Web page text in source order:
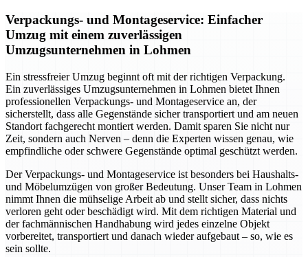
Verpackungs- und Montageservice: Einfacher
Umzug mit einem zuverlässigen
Umzugsunternehmen in Lohmen
Ein stressfreier Umzug beginnt oft mit der richtigen Verpackung.
Ein zuverlässiges Umzugsunternehmen in Lohmen bietet Ihnen
professionellen Verpackungs- und Montageservice an, der
sicherstellt, dass alle Gegenstände sicher transportiert und am neuen
Standort fachgerecht montiert werden. Damit sparen Sie nicht nur
Zeit, sondern auch Nerven – denn die Experten wissen genau, wie
empfindliche oder schwere Gegenstände optimal geschützt werden.
Der Verpackungs- und Montageservice ist besonders bei Haushalts-
und Möbelumzügen von großer Bedeutung. Unser Team in Lohmen
nimmt Ihnen die mühselige Arbeit ab und stellt sicher, dass nichts
verloren geht oder beschädigt wird. Mit dem richtigen Material und
der fachmännischen Handhabung wird jedes einzelne Objekt
vorbereitet, transportiert und danach wieder aufgebaut – so, wie es
sein sollte.